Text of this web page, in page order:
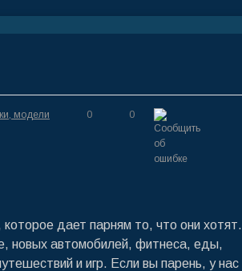
модели 0 0
дает парням то, что они хотят.
новых автомобилей, фитнеса, еды,
и игр. Если вы парень, у нас